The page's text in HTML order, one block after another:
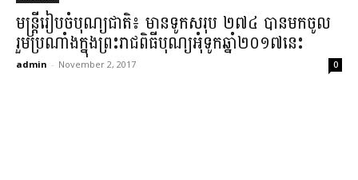
មន្ត្រី​រៀបចំ​បុណ្យជាតិ​៖ មាន​ទូក​សរុប ២៧៤ បានមក​ចូល
រួម​ប្រណាំង​ក្នុង​ព្រះរាជ​ពិធីបុណ្យ​អុំទូក​ឆ្នាំ​២០១៧​នេះ​
admin - November 2, 2017 0